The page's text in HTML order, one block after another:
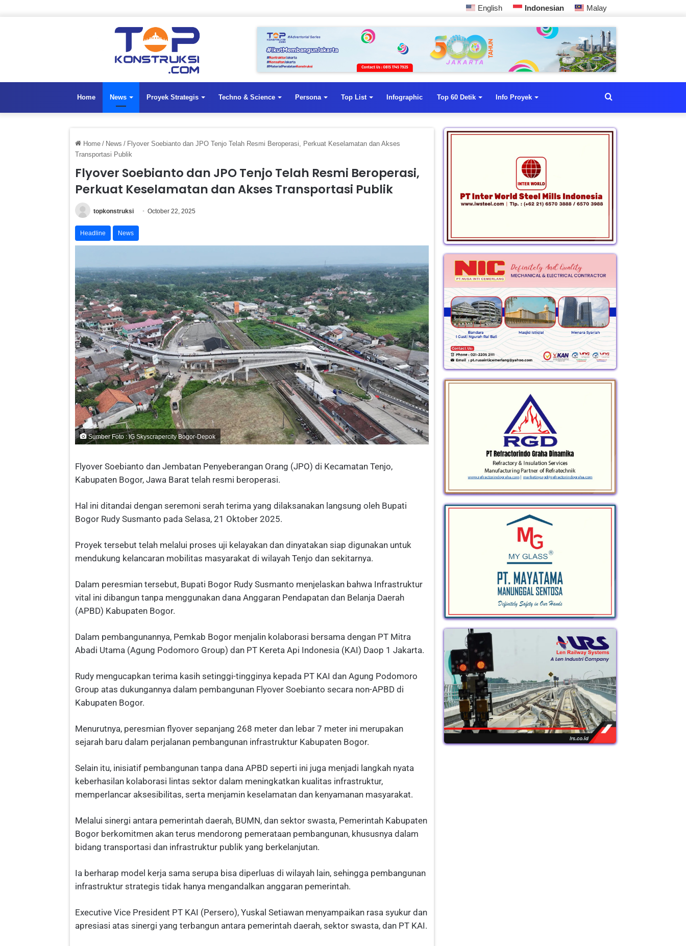
English Indonesian Malay
Home News Proyek Strategis Techno & Science Persona Top List Infographic Top 60 Detik Info Proyek
Home / News / Flyover Soebianto dan JPO Tenjo Telah Resmi Beroperasi, Perkuat Keselamatan dan Akses
Transportasi Publik
Flyover Soebianto dan JPO Tenjo Telah Resmi Beroperasi,
Perkuat Keselamatan dan Akses Transportasi Publik
topkonstruksi October 22, 2025
Headline News
Sumber Foto : IG Skyscrapercity Bogor-Depok
Flyover Soebianto dan Jembatan Penyeberangan Orang (JPO) di Kecamatan Tenjo,
Kabupaten Bogor, Jawa Barat telah resmi beroperasi.
Hal ini ditandai dengan seremoni serah terima yang dilaksanakan langsung oleh Bupati
Bogor Rudy Susmanto pada Selasa, 21 Oktober 2025.
Proyek tersebut telah melalui proses uji kelayakan dan dinyatakan siap digunakan untuk
mendukung kelancaran mobilitas masyarakat di wilayah Tenjo dan sekitarnya.
Dalam peresmian tersebut, Bupati Bogor Rudy Susmanto menjelaskan bahwa Infrastruktur
vital ini dibangun tanpa menggunakan dana Anggaran Pendapatan dan Belanja Daerah
(APBD) Kabupaten Bogor.
Dalam pembangunannya, Pemkab Bogor menjalin kolaborasi bersama dengan PT Mitra
Abadi Utama (Agung Podomoro Group) dan PT Kereta Api Indonesia (KAI) Daop 1 Jakarta.
Rudy mengucapkan terima kasih setinggi-tingginya kepada PT KAI dan Agung Podomoro
Group atas dukungannya dalam pembangunan Flyover Soebianto secara non-APBD di
Kabupaten Bogor.
Menurutnya, peresmian flyover sepanjang 268 meter dan lebar 7 meter ini merupakan
sejarah baru dalam perjalanan pembangunan infrastruktur Kabupaten Bogor.
Selain itu, inisiatif pembangunan tanpa dana APBD seperti ini juga menjadi langkah nyata
keberhasilan kolaborasi lintas sektor dalam meningkatkan kualitas infrastruktur,
memperlancar aksesibilitas, serta menjamin keselamatan dan kenyamanan masyarakat.
Melalui sinergi antara pemerintah daerah, BUMN, dan sektor swasta, Pemerintah Kabupaten
Bogor berkomitmen akan terus mendorong pemerataan pembangunan, khususnya dalam
bidang transportasi dan infrastruktur publik yang berkelanjutan.
Ia berharap model kerja sama serupa bisa diperluas di wilayah lain, sehingga pembangunan
infrastruktur strategis tidak hanya mengandalkan anggaran pemerintah.
Executive Vice President PT KAI (Persero), Yuskal Setiawan menyampaikan rasa syukur dan
apresiasi atas sinergi yang terbangun antara pemerintah daerah, sektor swasta, dan PT KAI.